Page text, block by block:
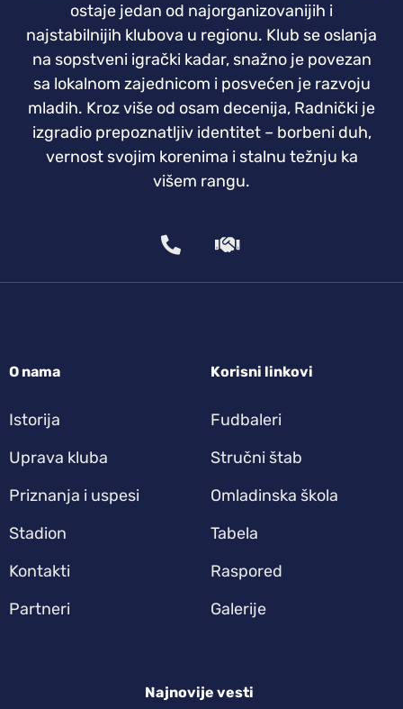
ostaje jedan od najorganizovanijih i
najstabilnijih klubova u regionu. Klub se oslanja
na sopstveni igrački kadar, snažno je povezan
sa lokalnom zajednicom i posvećen je razvoju
mladih. Kroz više od osam decenija, Radnički je
izgradio prepoznatljiv identitet – borbeni duh,
vernost svojim korenima i stalnu težnju ka
višem rangu.
O nama
Istorija
Uprava kluba
Priznanja i uspesi
Stadion
Kontakti
Partneri
Korisni linkovi
Fudbaleri
Stručni štab
Omladinska škola
Tabela
Raspored
Galerije
Najnovije vesti